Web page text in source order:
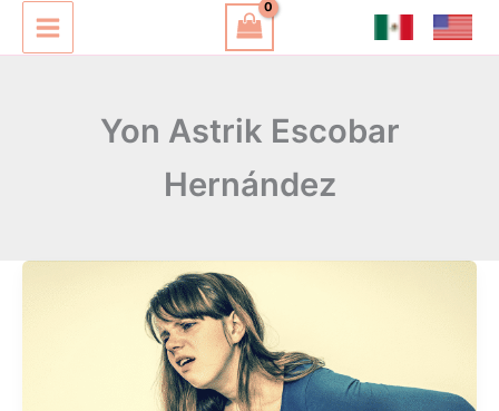
Yon Astrik Escobar
Hernández